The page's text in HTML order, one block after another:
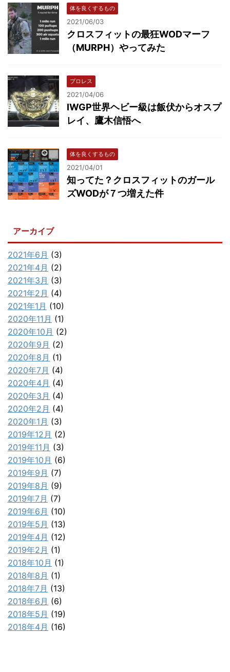
体を良くするもの
2021/06/03
クロスフィットの最狂WODマーフ
（MURPH）やってみた
プロレス
2021/04/06
IWGP世界ヘビー級は飯伏からオスプ
レイ、鷹木信悟へ
体を良くするもの
2021/04/01
知ってた？クロスフィットのガール
ズWODが７つ増えた件
アーカイブ
2021年6月 (3)
2021年4月 (2)
2021年3月 (3)
2021年2月 (4)
2021年1月 (10)
2020年11月 (1)
2020年10月 (2)
2020年9月 (2)
2020年8月 (1)
2020年7月 (4)
2020年4月 (4)
2020年3月 (4)
2020年2月 (4)
2020年1月 (3)
2019年12月 (2)
2019年11月 (3)
2019年10月 (6)
2019年9月 (7)
2019年8月 (9)
2019年7月 (7)
2019年6月 (10)
2019年5月 (13)
2019年4月 (12)
2019年2月 (1)
2018年10月 (1)
2018年8月 (1)
2018年7月 (13)
2018年6月 (6)
2018年5月 (19)
2018年4月 (16)